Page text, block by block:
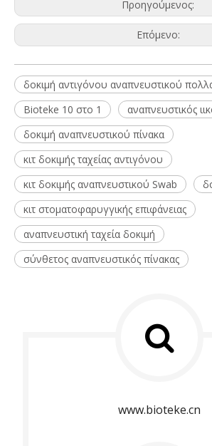
Προηγούμενος:
Επόμενο:
δοκιμή αντιγόνου αναπνευστικού
Bioteke 10 στο 1
αναπνευστικός
δοκιμή αναπνευστικού πίνακα
κιτ δοκιμής ταχείας αντιγόνου
κιτ δοκιμής αναπνευστικού Swab
κιτ στοματοφαρυγγικής επιφάνειας
αναπνευστική ταχεία δοκιμή
σύνθετος αναπνευστικός πίνακας
www.bioteke.cn